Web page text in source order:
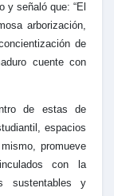
y señaló que: “El
arborización,
de
cuente con
de estas de
espacios
promueve
con la
sustentables y